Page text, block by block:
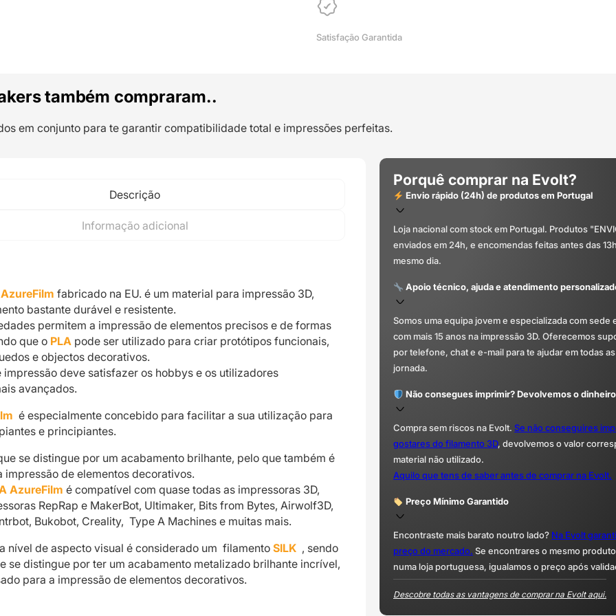
Satisfação Garantida
também compraram..
em conjunto para te garantir compatibilidade total e impressões perfeitas.
Descrição
Informação adicional
fabricado na EU. é um material para impressão 3D,
bastante durável e resistente.
permitem a impressão de elementos precisos e de formas
que o PLA pode ser utilizado para criar protótipos funcionais,
e objectos decorativos.
deve satisfazer os hobbys e os utilizadores
avançados.
é especialmente concebido para facilitar a sua utilização para
e principiantes.
se distingue por um acabamento brilhante, pelo que também é
impressão de elementos decorativos.
AzureFilm é compatível com quase todas as impressoras 3D,
RepRap e MakerBot, Ultimaker, Bits from Bytes, Airwolf3D,
Bukobot, Creality, Type A Machines e muitas mais.
nível de aspecto visual é considerado um filamento SILK , sendo
se distingue por ter um acabamento metalizado brilhante incrível,
para a impressão de elementos decorativos.
Porquê comprar na Evolt?
Envio rápido (24h) de produtos em Portugal
Loja nacional com stock em Portugal. Produtos
enviados em 24h, e encomendas feitas antes das
mesmo dia.
Apoio técnico, ajuda e atendimento
Somos uma equipa jovem e especializada com sede
com mais 15 anos na impressão 3D. Oferecemos
por telefone, chat e e-mail para te ajudar em todas
jornada.
Não consegues imprimir? Devolvemos o
Compra sem riscos na Evolt. Se não conseguires
gostares do filamento 3D, devolvemos o valor
material não utilizado.
Aquilo que tens de saber antes de comprar na Evolt.
Preço Mínimo Garantido
Encontraste mais barato noutro lado? Na Evolt
preço do mercado. Se encontrares o mesmo
numa loja portuguesa, igualamos o preço após
Descobre todas as vantagens de comprar na Evolt aqui.